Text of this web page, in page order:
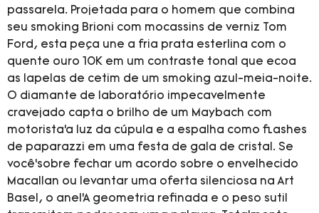
passarela. Projetada para o homem que combina
seu smoking Brioni com mocassins de verniz Tom
Ford, esta peça une a fria prata esterlina com o
quente ouro 10K em um contraste tonal que ecoa
as lapelas de cetim de um smoking azul-meia-noite.
O diamante de laboratório impecavelmente
cravejado capta o brilho de um Maybach com
motorista’a luz da cúpula e a espalha como flashes
de paparazzi em uma festa de gala de cristal. Se
você’sobre fechar um acordo sobre o envelhecido
Macallan ou levantar uma oferta silenciosa na Art
Basel, o anel’A geometria refinada e o peso sutil